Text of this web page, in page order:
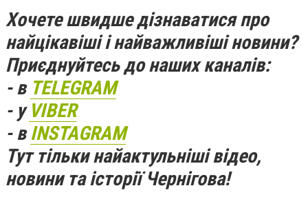
Хочете швидше дізнаватися про
найцікавіші і найважливіші новини?
Приєднуйтесь до наших каналів:
- в TELEGRAM
- у VIBER
- вINSTAGRAM
Тут тільки найактульніші відео,
новини та історії Чернігова!